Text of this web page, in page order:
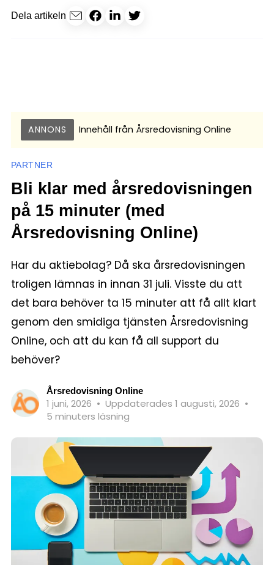
Dela artikeln
ANNONS Innehåll från Årsredovisning Online
PARTNER
Bli klar med årsredovisningen
på 15 minuter (med
Årsredovisning Online)
Har du aktiebolag? Då ska årsredovisningen
troligen lämnas in innan 31 juli. Visste du att
det bara behöver ta 15 minuter att få allt klart
genom den smidiga tjänsten Årsredovisning
Online, och att du kan få all support du
behöver?
Årsredovisning Online
1 juni, 2026 • Uppdaterades 1 augusti, 2026 •
5 minuters läsning